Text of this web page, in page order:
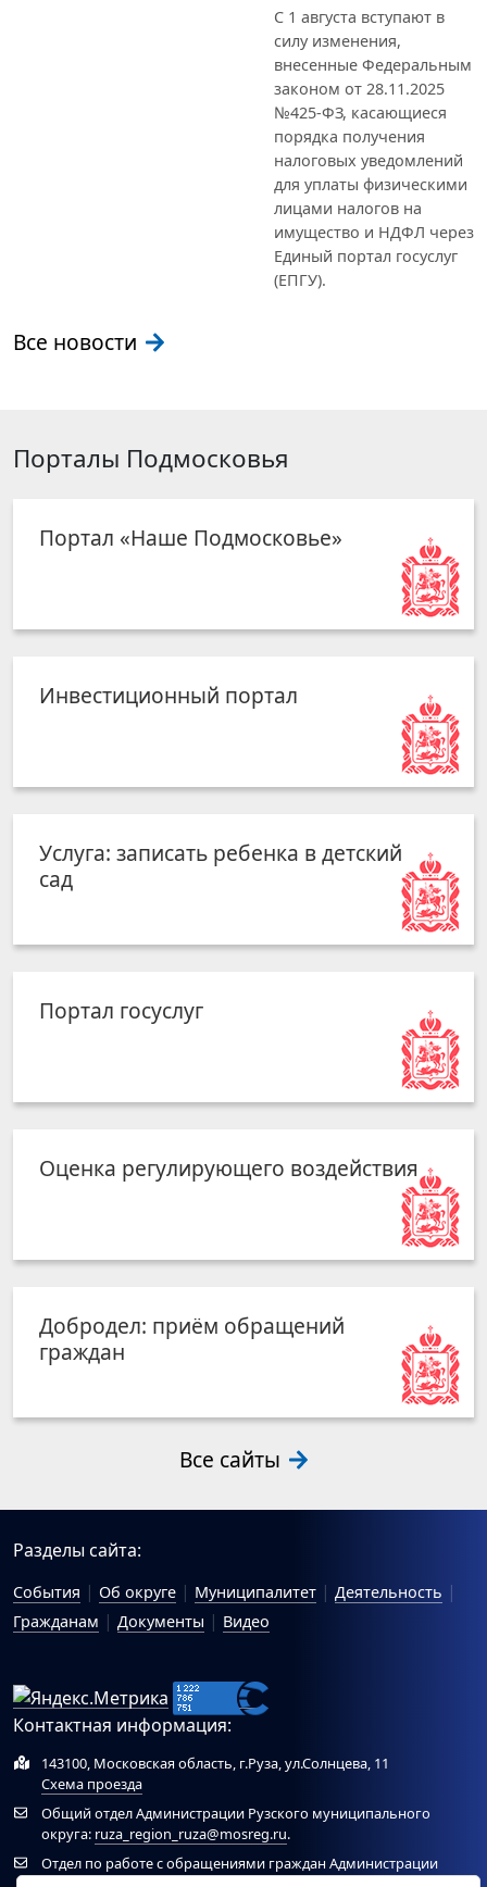
С 1 августа вступают в
силу изменения,
внесенные Федеральным
законом от 28.11.2025
№425-ФЗ, касающиеся
порядка получения
налоговых уведомлений
для уплаты физическими
лицами налогов на
имущество и НДФЛ через
Единый портал госуслуг
(ЕПГУ).
Все новости
Порталы Подмосковья
Портал «Наше Подмосковье»
Инвестиционный портал
Услуга: записать ребенка в детский
сад
Портал госуслуг
Оценка регулирующего воздействия
Добродел: приём обращений
граждан
Все сайты
Разделы сайта:
События Об округе Муниципалитет
Деятельность
Гражданам
Документы Видео
Контактная информация:
143100, Московская область, г.Руза, ул.Солнцева, 11
Схема проезда
Общий отдел Администрации Рузского муниципального
округа: ruza_region_ruza@mosreg.ru.
Отдел по работе с обращениями граждан Администрации